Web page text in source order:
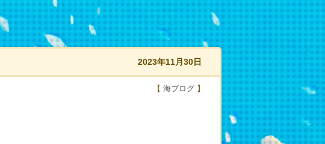
2023年11月30日
【 海ブログ 】